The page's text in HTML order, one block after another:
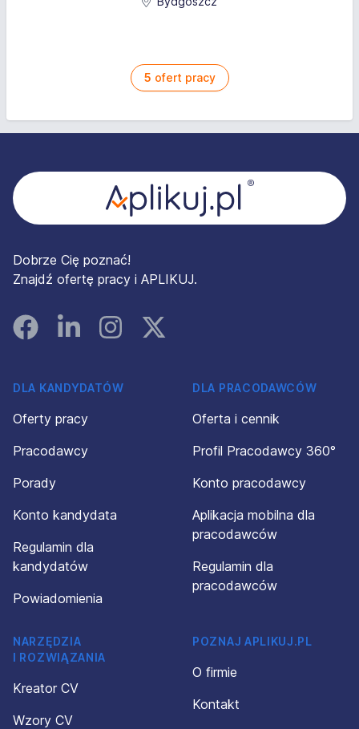
5 ofert pracy
Dobrze Cię poznać!
Znajdź ofertę pracy i APLIKUJ.
FacebookLinked InInstagramInstagram
DLA KANDYDATÓW
Oferty pracy
Pracodawcy
Porady
Konto kandydata
Regulamin dla
kandydatów
Powiadomienia
DLA PRACODAWCÓW
Oferta i cennik
Profil Pracodawcy 360°
Konto pracodawcy
Aplikacja mobilna dla
pracodawców
Regulamin dla
pracodawców
NARZĘDZIA
I ROZWIĄZANIA
Kreator CV
Wzory CV
POZNAJ APLIKUJ.PL
O firmie
Kontakt